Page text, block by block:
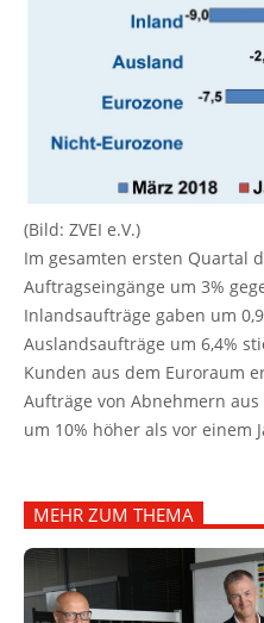
(Bild: ZVEI e.V.)
Im gesamten ersten Quartal
Auftragseingänge um 3%
Inlandsaufträge gaben um
Auslandsaufträge um 6,4%
Kunden aus dem Euroraum
Aufträge von Abnehmern
um 10% höher als vor einem
MEHR ZUM THEMA